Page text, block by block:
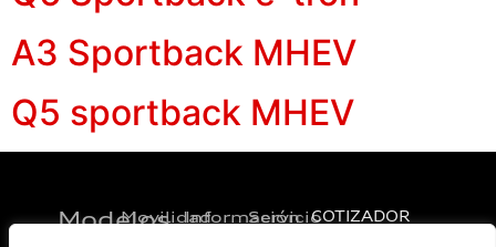
A3 Sportback MHEV
Q5 sportback MHEV
Modelos
MovilidadInformación
ServicioCOTIZADOR